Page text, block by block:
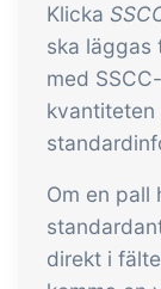
Klicka
ska läggas
med
Om en pall
direkt i